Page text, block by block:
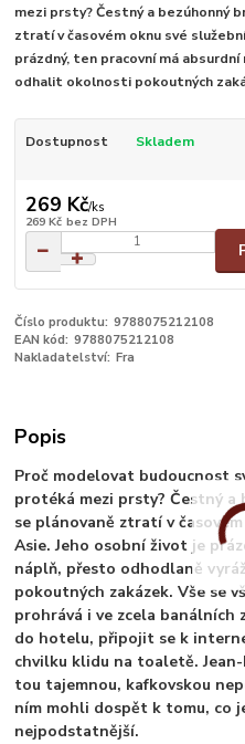
mezi prsty? Čestný a bezúhonný
ztratí v časovém oknu své
prázdný, ten pracovní má
odhalit okolnosti pokoutných
Dostupnost Skladem
269 Kč/ks
269 Kč bez DPH
Číslo produktu: 9788075212108
EAN kód: 9788075212108
Nakladatelství: Fra
Popis
Proč modelovat budoucnost
protéká mezi prsty? Čestný a
se plánovaně ztratí v
Asie. Jeho osobní život je
náplň, přesto odhodlaně
pokoutných zakázek. Vše se
prohrává i ve zcela
do hotelu, připojit se k
chvilku klidu na toaletě.
tou tajemnou, kafkovskou
ním mohli dospět k tomu, co
nejpodstatnější.